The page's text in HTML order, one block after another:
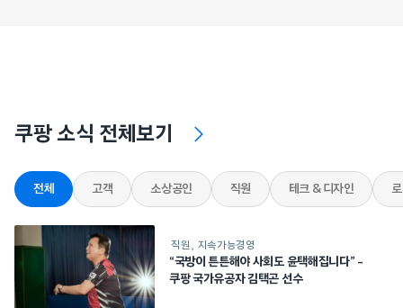
쿠팡 소식 전체보기
전체 고객 소상공인 직원 테크 & 디자인
직원 지속가능경영
“국방이 튼튼해야 사회도 윤택해집니다” –
쿠팡 국가유공자 김택곤 선수